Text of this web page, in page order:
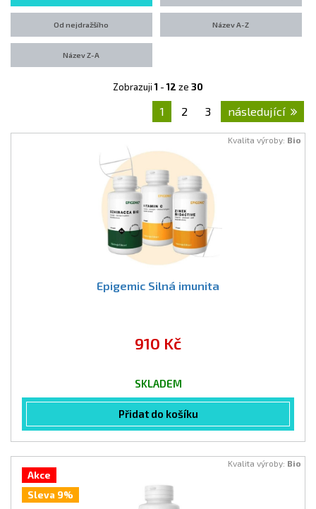
Od nejdražšího Název A-Z
Název Z-A
Zobrazuji1 -12 ze 30
1 2 3 následující
Kvalita výroby: Bio
Epigemic Silná imunita
910 Kč
SKLADEM
Přidat do košíku
Kvalita výroby: Bio
Akce
Sleva 9%